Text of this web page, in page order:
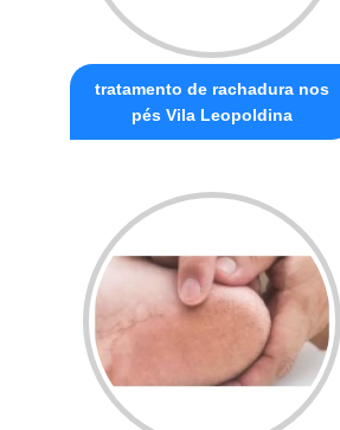
tratamento de rachadura nos
pés Vila Leopoldina